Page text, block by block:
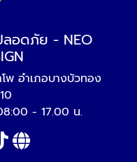
ลอดภัย - NEO
พ อำเภอบางบัวทอง
- 17.00 น.